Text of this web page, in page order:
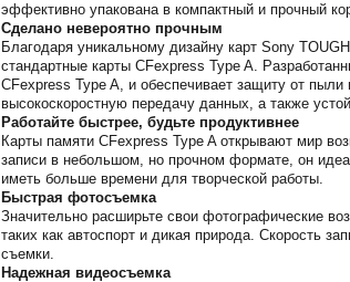
эффективно упакована в компактный и прочный
Сделано невероятно прочным
Благодаря уникальному дизайну карт Sony
стандартные карты CFexpress Type A.
CFexpress Type A, и обеспечивает защиту от
высокоскоростную передачу данных, а также
Работайте быстрее, будьте продуктивнее
Карты памяти CFexpress Type A открывают мир
записи в небольшом, но прочном формате, он
иметь больше времени для творческой работы.
Быстрая фотосъемка
Значительно расширьте свои фотографические
таких как автоспорт и дикая природа. Скорость
съемки.
Надежная видеосъемка